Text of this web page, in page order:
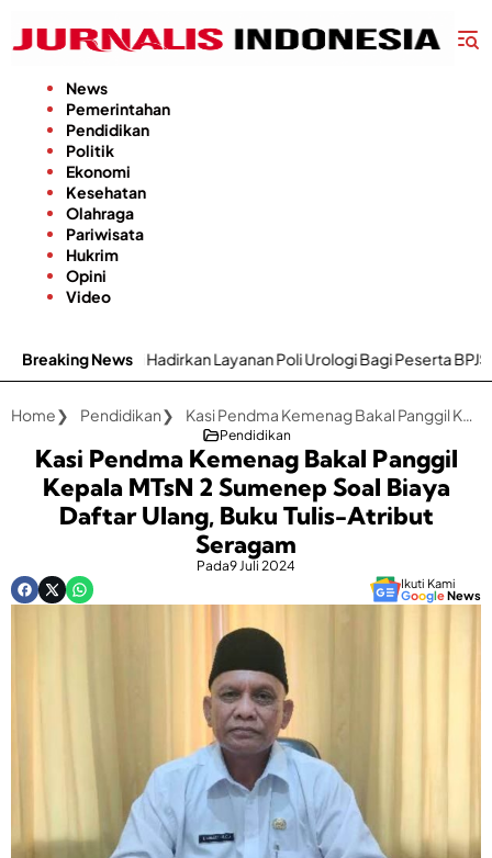
konten
News
Pemerintahan
Pendidikan
Politik
Ekonomi
Kesehatan
Olahraga
Pariwisata
Hukrim
Opini
Video
Breaking News
Layanan Poli Urologi Bagi Peserta BPJS Kesehatan
Home Pendidikan Kasi Pendma Kemenag Bakal Panggil Kepala MTsN 2 Sumenep Soal Biaya Daftar Ulang, Buku Tulis-Atribut Seragam
Pendidikan
Kasi Pendma Kemenag Bakal Panggil
Kepala MTsN 2 Sumenep Soal Biaya
Daftar Ulang, Buku Tulis-Atribut
Seragam
Pada9 Juli 2024
Ikuti Kami
GoogleNews